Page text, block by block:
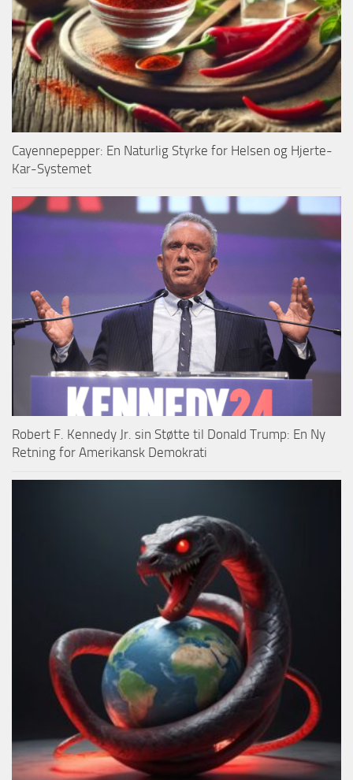
Cayennepepper: En Naturlig Styrke for Helsen og Hjerte-
Kar-Systemet
Robert F. Kennedy Jr. sin Støtte til Donald Trump: En Ny
Retning for Amerikansk Demokrati